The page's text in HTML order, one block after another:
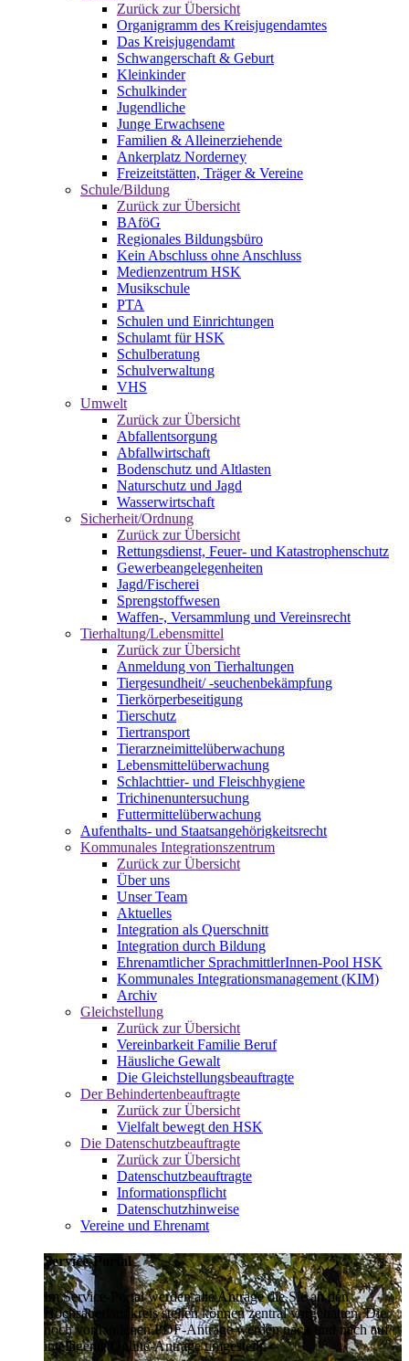
Zurück zur Übersicht
Organigramm des Kreisjugendamtes
Das Kreisjugendamt
Schwangerschaft & Geburt
Kleinkinder
Schulkinder
Jugendliche
Junge Erwachsene
Familien & Alleinerziehende
Ankerplatz Norderney
Freizeitstätten, Träger & Vereine
Schule/Bildung
Zurück zur Übersicht
BAföG
Regionales Bildungsbüro
Kein Abschluss ohne Anschluss
Medienzentrum HSK
Musikschule
PTA
Schulen und Einrichtungen
Schulamt für HSK
Schulberatung
Schulverwaltung
VHS
Umwelt
Zurück zur Übersicht
Abfallentsorgung
Abfallwirtschaft
Bodenschutz und Altlasten
Naturschutz und Jagd
Wasserwirtschaft
Sicherheit/Ordnung
Zurück zur Übersicht
Rettungsdienst, Feuer- und Katastrophenschutz
Gewerbeangelegenheiten
Jagd/Fischerei
Sprengstoffwesen
Waffen-, Versammlung und Vereinsrecht
Tierhaltung/Lebensmittel
Zurück zur Übersicht
Anmeldung von Tierhaltungen
Tiergesundheit/ -seuchenbekämpfung
Tierkörperbeseitigung
Tierschutz
Tiertransport
Tierarzneimittelüberwachung
Lebensmittelüberwachung
Schlachttier- und Fleischhygiene
Trichinenuntersuchung
Futtermittelüberwachung
Aufenthalts- und Staatsangehörigkeitsrecht
Kommunales Integrationszentrum
Zurück zur Übersicht
Über uns
Unser Team
Aktuelles
Integration als Querschnitt
Integration durch Bildung
Ehrenamtlicher SprachmittlerInnen-Pool HSK
Kommunales Integrationsmanagement (KIM)
Archiv
Gleichstellung
Zurück zur Übersicht
Vereinbarkeit Familie Beruf
Häusliche Gewalt
Die Gleichstellungsbeauftragte
Der Behindertenbeauftragte
Zurück zur Übersicht
Vielfalt bewegt den HSK
Die Datenschutzbeauftragte
Zurück zur Übersicht
Datenschutzbeauftragte
Informationspflicht
Datenschutzhinweise
Vereine und Ehrenamt
Service-Portal
Im Service-Portal werden alle Anträge die Sie an den
Hochsauerlandkreis stellen können zentral vorgehalten. Die
noch vorhandenen PDF-Anträge werden nach und nach auf
intelligente Online-Anträge umgestellt.